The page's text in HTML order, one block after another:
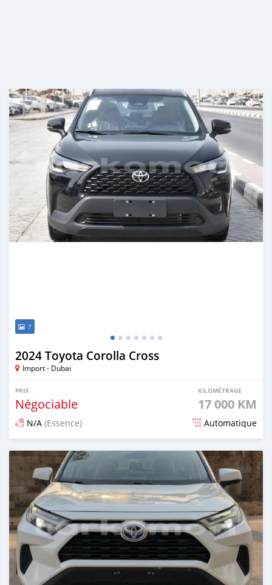
7
2024 Toyota Corolla Cross
Import - Dubai
PRIX
Négociable
KILOMÉTRAGE
17 000 KM
N/A (Essence) Automatique
Publié il y a 11 jours